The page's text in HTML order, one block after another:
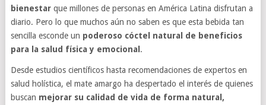
bienestarque millones de personas en América Latina disfrutan a
diario. Pero lo que muchos aún no saben es que esta bebida tan
sencilla esconde un poderoso cóctel natural de beneficios
para la salud física y emocional .
Desde estudios científicos hasta recomendaciones de expertos en
salud holística, el mate amargo ha despertado el interés de quienes
buscan mejorar su calidad de vida de forma natural,